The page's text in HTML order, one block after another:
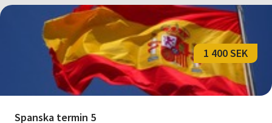
Spanska termin 5
1 400 SEK